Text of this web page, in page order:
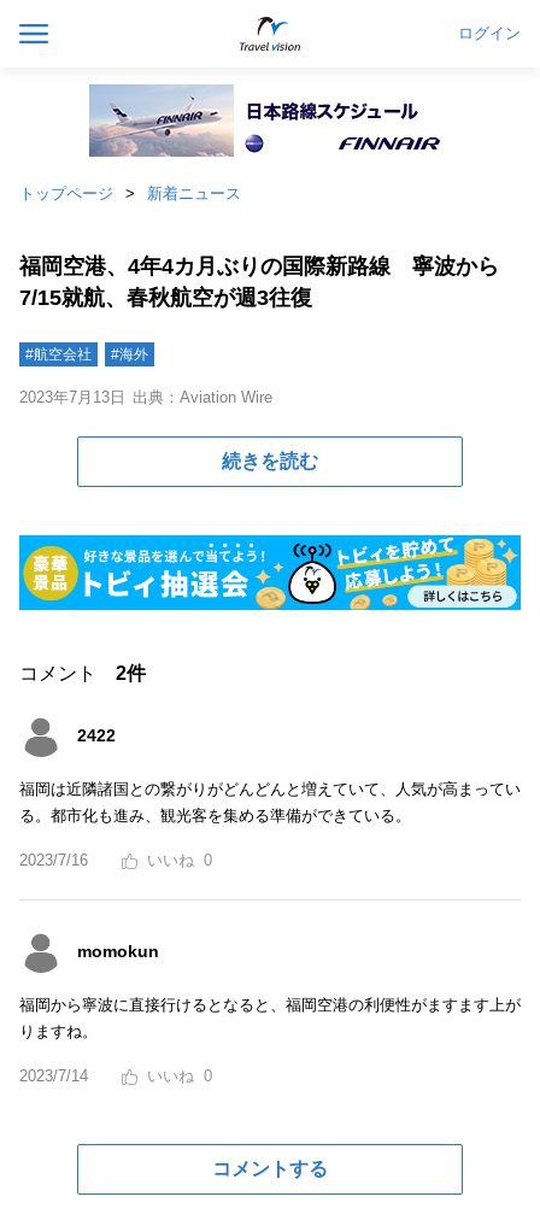
ログイン
トップページ 新着ニュース
福岡空港、4年4カ月ぶりの国際新路線 寧波から
7/15就航、春秋航空が週3往復
#航空会社 #海外
2023年7月13日 出典：Aviation Wire
続きを読む
コメント 2件
2422
福岡は近隣諸国との繋がりがどんどんと増えていて、人気が高まってい
る。都市化も進み、観光客を集める準備ができている。
2023/7/16 0
momokun
福岡から寧波に直接行けるとなると、福岡空港の利便性がますます上が
りますね。
2023/7/14 0
コメントする